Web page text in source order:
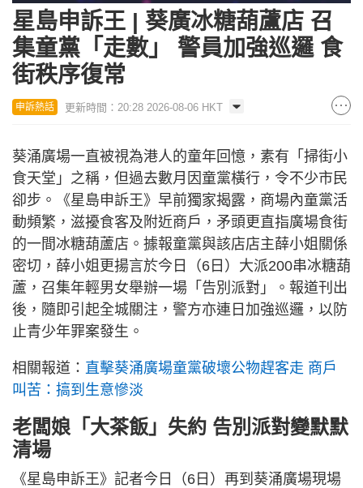
Time
in-
Picture
星島申訴王 | 葵廣冰糖葫蘆店 召
集童黨「走數」 警員加強巡邏 食
街秩序復常
申訴熱話 更新時間：20:28 2026-08-06 HKT
葵涌廣場一直被視為港人的童年回憶，素有「掃街小
食天堂」之稱，但過去數月因童黨橫行，令不少市民
卻步。《星島申訴王》早前獨家揭露，商場內童黨活
動頻繁，滋擾食客及附近商戶，矛頭更直指廣場食街
的一間冰糖葫蘆店。據報童黨與該店店主薛小姐關係
密切，薛小姐更揚言於今日（6日）大派200串冰糖葫
蘆，召集年輕男女舉辦一場「告別派對」。報道刊出
後，隨即引起全城關注，警方亦連日加強巡邏，以防
止青少年罪案發生。
相關報道： 直擊葵涌廣場童黨破壞公物趕客走 商戶
叫苦：搞到生意慘淡
老闆娘「大茶飯」失約 告別派對變默默
清場
《星島申訴王》記者今日（6日）再到葵涌廣場現場